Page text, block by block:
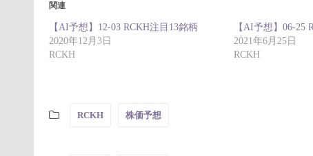
関連
【AI予想】12-03 RCKH注目13銘柄
2020年12月3日
RCKH
【AI予想】06-25
2021年6月25日
RCKH
RCKH 株価予想